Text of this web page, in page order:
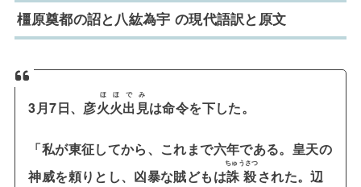
橿原奠都の詔と八紘為宇 の現代語訳と原文
3月7日、彦火火出見
ほほでみ
は命令を下した。
「私が東征してから、これまで六年である。皇天の
神威を頼りとし、凶暴な賊どもは誅殺
ちゅうさつ
された。辺